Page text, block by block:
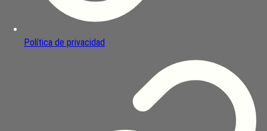
Política de privacidad